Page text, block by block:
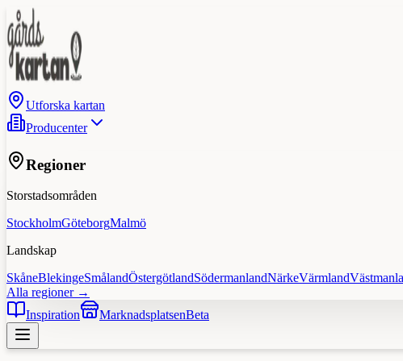
Utforska kartan
Producenter
Regioner
Storstadsområden
StockholmGöteborgMalmö
Landskap
SkåneBlekingeSmålandÖstergötlandSödermanlandNärkeVärmland
Alla regioner →
Inspiration
MarknadsplatsenBeta